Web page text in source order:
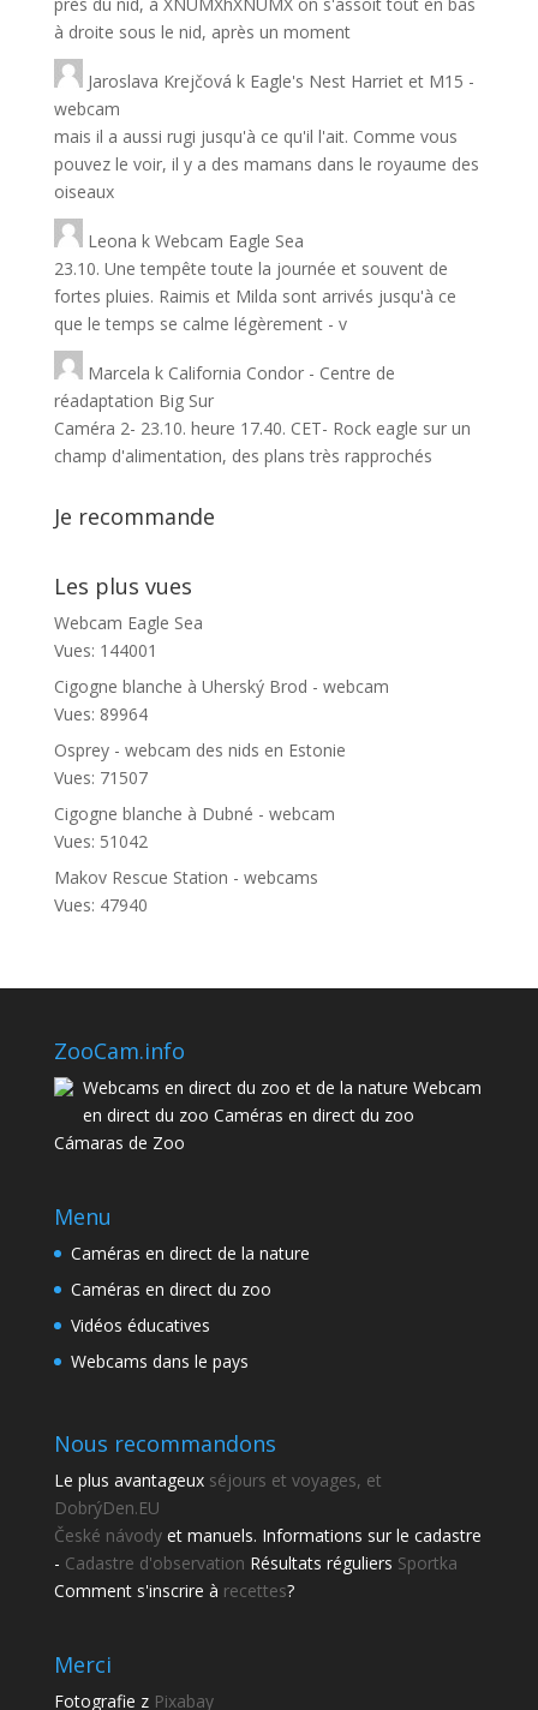
à droite sous le nid, après un moment
Jaroslava Krejčová k Eagle's Nest Harriet et M15 -
webcam
mais il a aussi rugi jusqu'à ce qu'il l'ait. Comme vous
pouvez le voir, il y a des mamans dans le royaume des
oiseaux
Leona k Webcam Eagle Sea
23.10. Une tempête toute la journée et souvent de
fortes pluies. Raimis et Milda sont arrivés jusqu'à ce
que le temps se calme légèrement - v
Marcela k California Condor - Centre de
réadaptation Big Sur
Caméra 2- 23.10. heure 17.40. CET- Rock eagle sur un
champ d'alimentation, des plans très rapprochés
Je recommande
Les plus vues
Webcam Eagle Sea
Vues: 144001
Cigogne blanche à Uherský Brod - webcam
Vues: 89964
Osprey - webcam des nids en Estonie
Vues: 71507
Cigogne blanche à Dubné - webcam
Vues: 51042
Makov Rescue Station - webcams
Vues: 47940
ZooCam.info
Webcams en direct du zoo et de la nature Webcam
en direct du zoo Caméras en direct du zoo
Cámaras de Zoo
Menu
Caméras en direct de la nature
Caméras en direct du zoo
Vidéos éducatives
Webcams dans le pays
Nous recommandons
Le plus avantageux séjours et voyages, et
DobrýDen.EU
České návodyet manuels. Informations sur le cadastre
- Cadastre d'observation Résultats réguliers Sportka
Comment s'inscrire à recettes?
Merci
Fotografie z Pixabay